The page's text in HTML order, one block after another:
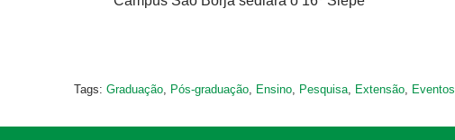
Tags: Graduação, Pós-graduação, Ensino, Pesquisa, Extensão, Eventos